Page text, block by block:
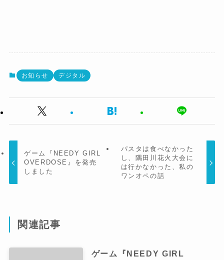
お知らせ デジタル
ゲーム『NEEDY GIRL
OVERDOSE』を発売
しました
パスタは食べなかった
し、隅田川花火大会に
は行かなかった、私の
ワンオペの話
関連記事
ゲーム『NEEDY GIRL